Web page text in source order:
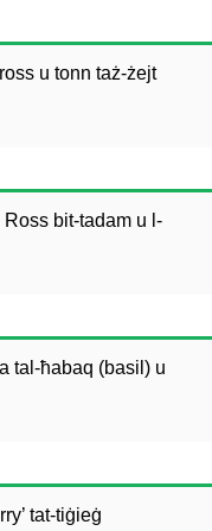
u tonn taż-żejt
bit-tadam u l-
tal-ħabaq (basil) u
tat-tiġieġ